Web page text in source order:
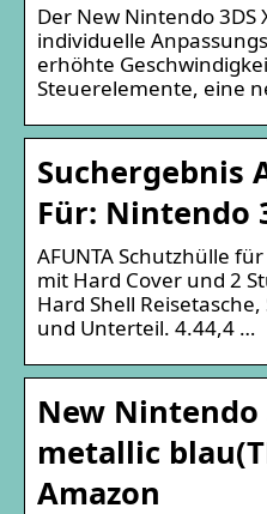
Der New Nintendo 3DS
individuelle
erhöhte
Steuerelemente, eine
Suchergebnis
Für: Nintendo
AFUNTA Schutzhülle
mit Hard Cover und 2
Hard Shell
und Unterteil. 4.44,4 …
New Nintendo
metallic
Amazon